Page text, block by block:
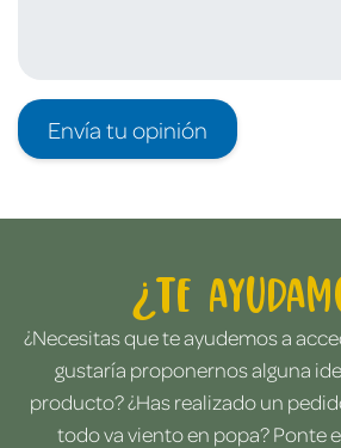
Envía tu opinión
¿Te
¿Necesitas que te ayudemos a
gustaría proponernos alguna
producto? ¿Has realizado un
todo va viento en popa? Ponte